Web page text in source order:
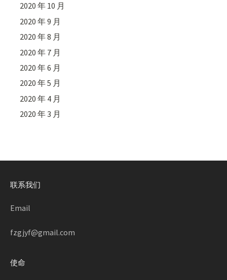
2020 年 10 月
2020 年 9 月
2020 年 8 月
2020 年 7 月
2020 年 6 月
2020 年 5 月
2020 年 4 月
2020 年 3 月
联系我们
Email
fzgjyf@gmail.com
使命